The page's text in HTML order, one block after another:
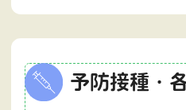
予防接種・